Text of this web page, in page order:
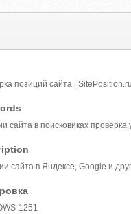
позиций сайта | SitePosition.ru
сайта в поисковиках
сайта в Яндексе, Google и
1251